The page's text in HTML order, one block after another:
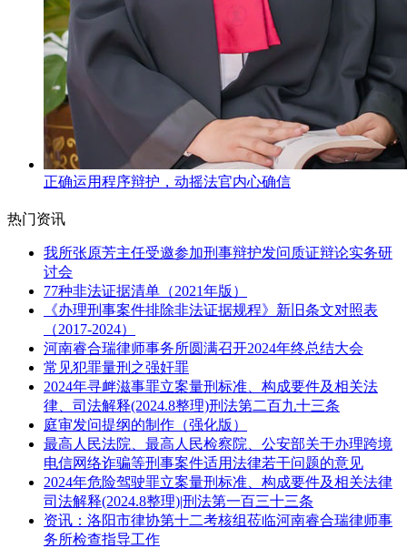
正确运用程序辩护，动摇法官内心确信
热门资讯
我所张原芳主任受邀参加刑事辩护发问质证辩论实务研
讨会
77种非法证据清单（2021年版）
《办理刑事案件排除非法证据规程》新旧条文对照表
（2017-2024）
河南睿合瑞律师事务所圆满召开2024年终总结大会
常见犯罪量刑之强奸罪
2024年寻衅滋事罪立案量刑标准、构成要件及相关法
律、司法解释(2024.8整理)刑法第二百九十三条
庭审发问提纲的制作（强化版）
最高人民法院、最高人民检察院、公安部关于办理跨境
电信网络诈骗等刑事案件适用法律若干问题的意见
2024年危险驾驶罪立案量刑标准、构成要件及相关法律
司法解释(2024.8整理)|刑法第一百三十三条
资讯：洛阳市律协第十二考核组莅临河南睿合瑞律师事
务所检查指导工作